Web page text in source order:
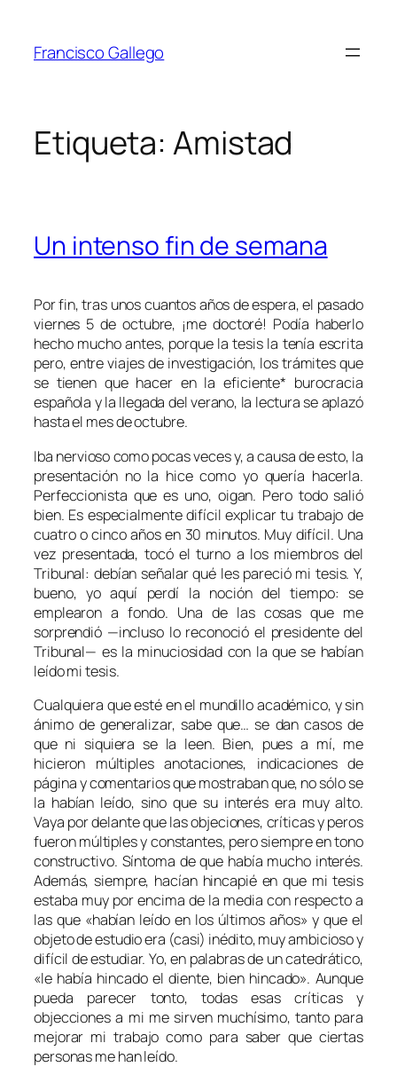
contenido
Francisco Gallego
Etiqueta: Amistad
Un intenso fin de semana
Por fin, tras unos cuantos años de espera, el pasado
viernes 5 de octubre, ¡me doctoré! Podía haberlo
hecho mucho antes, porque la tesis la tenía escrita
pero, entre viajes de investigación, los trámites que
se tienen que hacer en la eficiente* burocracia
española y la llegada del verano, la lectura se aplazó
hasta el mes de octubre.
Iba nervioso como pocas veces y, a causa de esto, la
presentación no la hice como yo quería hacerla.
Perfeccionista que es uno, oigan. Pero todo salió
bien. Es especialmente difícil explicar tu trabajo de
cuatro o cinco años en 30 minutos. Muy difícil. Una
vez presentada, tocó el turno a los miembros del
Tribunal: debían señalar qué les pareció mi tesis. Y,
bueno, yo aquí perdí la noción del tiempo: se
emplearon a fondo. Una de las cosas que me
sorprendió —incluso lo reconoció el presidente del
Tribunal— es la minuciosidad con la que se habían
leído mi tesis.
Cualquiera que esté en el mundillo académico, y sin
ánimo de generalizar, sabe que… se dan casos de
que ni siquiera se la leen. Bien, pues a mí, me
hicieron múltiples anotaciones, indicaciones de
página y comentarios que mostraban que, no sólo se
la habían leído, sino que su interés era muy alto.
Vaya por delante que las objeciones, críticas y peros
fueron múltiples y constantes, pero siempre en tono
constructivo. Síntoma de que había mucho interés.
Además, siempre, hacían hincapié en que mi tesis
estaba muy por encima de la media con respecto a
las que «habían leído en los últimos años» y que el
objeto de estudio era (casi) inédito, muy ambicioso y
difícil de estudiar. Yo, en palabras de un catedrático,
«le había hincado el diente, bien hincado». Aunque
pueda parecer tonto, todas esas críticas y
objecciones a mi me sirven muchísimo, tanto para
mejorar mi trabajo como para saber que ciertas
personas me han leído.